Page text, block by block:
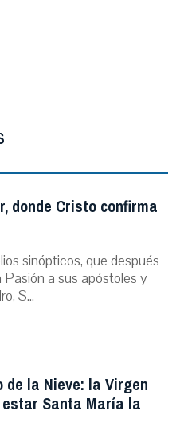
donde Cristo confirma
sinópticos, que después
a sus apóstoles y
S...
la Nieve: la Virgen
Santa María la